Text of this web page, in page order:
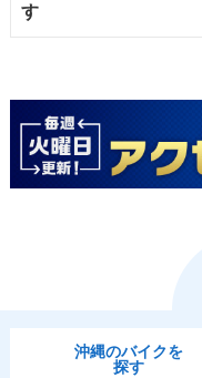
す
沖縄のバイクを
探す